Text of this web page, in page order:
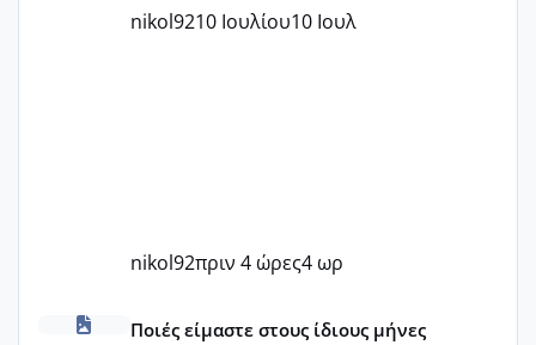
nikol9210 Ιουλίου10 Ιουλ
nikol92πριν 4 ώρες4 ωρ
Μωράκια Δεκεμβρίου 2026
Ποιές είμαστε στους ίδιους μήνες